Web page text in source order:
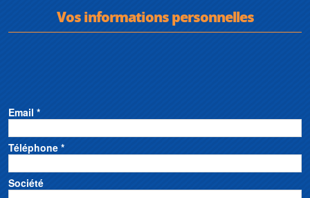
Vos informations personnelles
Email *
Téléphone *
Société